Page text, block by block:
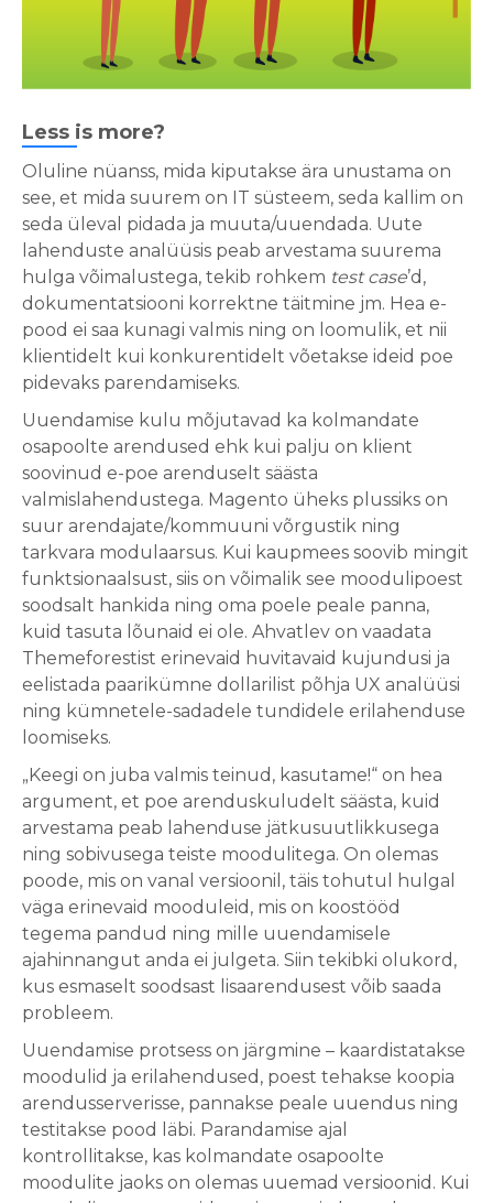
Less is more?
Oluline nüanss, mida kiputakse ära unustama on
see, et mida suurem on IT süsteem, seda kallim on
seda üleval pidada ja muuta/uuendada. Uute
lahenduste analüüsis peab arvestama suurema
hulga võimalustega, tekib rohkem test case’d,
dokumentatsiooni korrektne täitmine jm. Hea e-
pood ei saa kunagi valmis ning on loomulik, et nii
klientidelt kui konkurentidelt võetakse ideid poe
pidevaks parendamiseks.
Uuendamise kulu mõjutavad ka kolmandate
osapoolte arendused ehk kui palju on klient
soovinud e-poe arenduselt säästa
valmislahendustega. Magento üheks plussiks on
suur arendajate/kommuuni võrgustik ning
tarkvara modulaarsus. Kui kaupmees soovib mingit
funktsionaalsust, siis on võimalik see moodulipoest
soodsalt hankida ning oma poele peale panna,
kuid tasuta lõunaid ei ole. Ahvatlev on vaadata
Themeforestist erinevaid huvitavaid kujundusi ja
eelistada paarikümne dollarilist põhja UX analüüsi
ning kümnetele-sadadele tundidele erilahenduse
loomiseks.
„Keegi on juba valmis teinud, kasutame!“ on hea
argument, et poe arenduskuludelt säästa, kuid
arvestama peab lahenduse jätkusuutlikkusega
ning sobivusega teiste moodulitega. On olemas
poode, mis on vanal versioonil, täis tohutul hulgal
väga erinevaid mooduleid, mis on koostööd
tegema pandud ning mille uuendamisele
ajahinnangut anda ei julgeta. Siin tekibki olukord,
kus esmaselt soodsast lisaarendusest võib saada
probleem.
Uuendamise protsess on järgmine – kaardistatakse
moodulid ja erilahendused, poest tehakse koopia
arendusserverisse, pannakse peale uuendus ning
testitakse pood läbi. Parandamise ajal
kontrollitakse, kas kolmandate osapoolte
moodulite jaoks on olemas uuemad versioonid. Kui